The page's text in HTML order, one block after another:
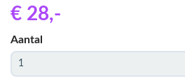
€ 28,-
Aantal